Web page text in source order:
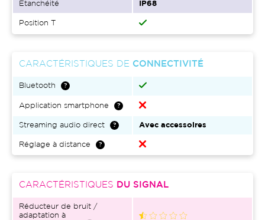
Étanchéité IP68
Position T
CARACTÉRISTIQUES DE CONNECTIVITÉ
Bluetooth
Application smartphone
Streaming audio direct Avec accessoires
Réglage à distance
CARACTÉRISTIQUES DU SIGNAL
Réducteur de bruit /
adaptation à